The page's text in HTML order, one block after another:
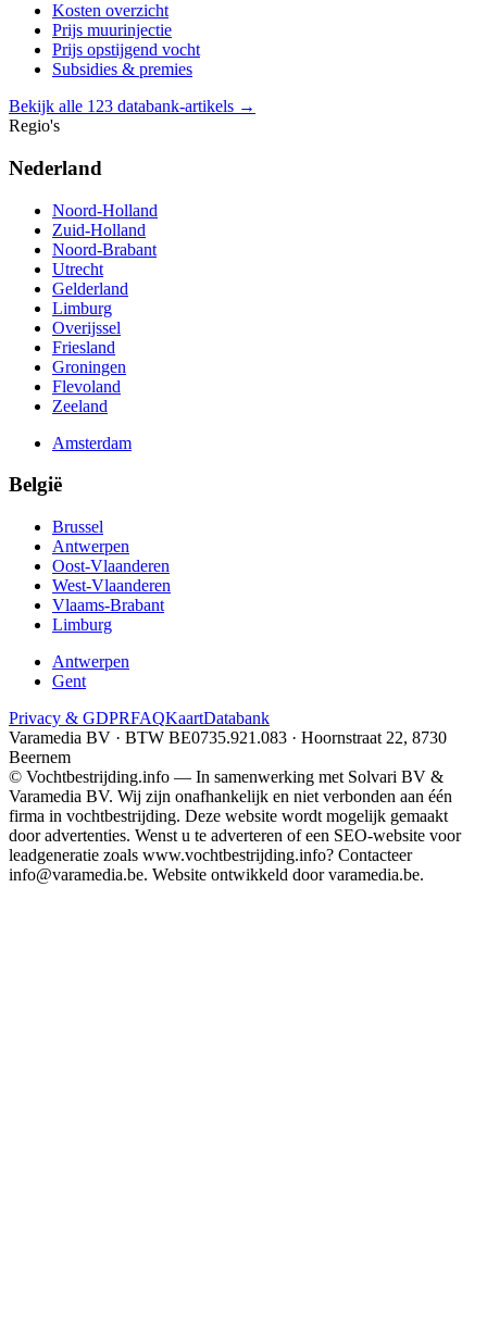
Kosten overzicht
Prijs muurinjectie
Prijs opstijgend vocht
Subsidies & premies
Bekijk alle 123 databank-artikels →
Regio's
Nederland
Noord-Holland
Zuid-Holland
Noord-Brabant
Utrecht
Gelderland
Limburg
Overijssel
Friesland
Groningen
Flevoland
Zeeland
Amsterdam
België
Brussel
Antwerpen
Oost-Vlaanderen
West-Vlaanderen
Vlaams-Brabant
Limburg
Antwerpen
Gent
Privacy & GDPRFAQKaartDatabank
Varamedia BV · BTW BE0735.921.083 · Hoornstraat 22, 8730
Beernem
© Vochtbestrijding.info — In samenwerking met Solvari BV &
Varamedia BV. Wij zijn onafhankelijk en niet verbonden aan één
firma in vochtbestrijding. Deze website wordt mogelijk gemaakt
door advertenties. Wenst u te adverteren of een SEO-website voor
leadgeneratie zoals www.vochtbestrijding.info? Contacteer
info@varamedia.be. Website ontwikkeld door varamedia.be.